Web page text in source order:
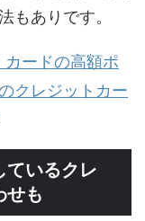
もありです。
ードの高額ポ
クレジットカー
ているクレ
せも